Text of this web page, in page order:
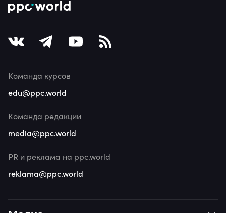
Команда курсов
edu@ppc.world
Команда редакции
media@ppc.world
PR и реклама на ppc.world
reklama@ppc.world